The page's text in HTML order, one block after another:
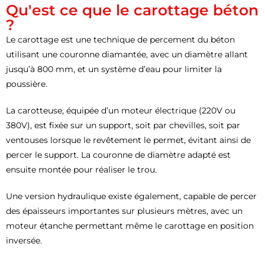
Qu'est ce que le carottage béton
?
Le carottage est une technique de percement du béton
utilisant une couronne diamantée, avec un diamètre allant
jusqu’à 800 mm, et un système d’eau pour limiter la
poussière.
La carotteuse, équipée d’un moteur électrique (220V ou
380V), est fixée sur un support, soit par chevilles, soit par
ventouses lorsque le revêtement le permet, évitant ainsi de
percer le support. La couronne de diamètre adapté est
ensuite montée pour réaliser le trou.
Une version hydraulique existe également, capable de percer
des épaisseurs importantes sur plusieurs mètres, avec un
moteur étanche permettant même le carottage en position
inversée.